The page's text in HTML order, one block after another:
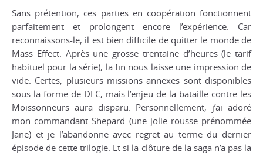
Sans prétention, ces parties en coopération fonctionnent
parfaitement et prolongent encore l’expérience. Car
reconnaissons-le, il est bien difficile de quitter le monde de
Mass Effect. Après une grosse trentaine d’heures (le tarif
habituel pour la série), la fin nous laisse une impression de
vide. Certes, plusieurs missions annexes sont disponibles
sous la forme de DLC, mais l’enjeu de la bataille contre les
Moissonneurs aura disparu. Personnellement, j’ai adoré
mon commandant Shepard (une jolie rousse prénommée
Jane) et je l’abandonne avec regret au terme du dernier
épisode de cette trilogie. Et si la clôture de la saga n’a pas la